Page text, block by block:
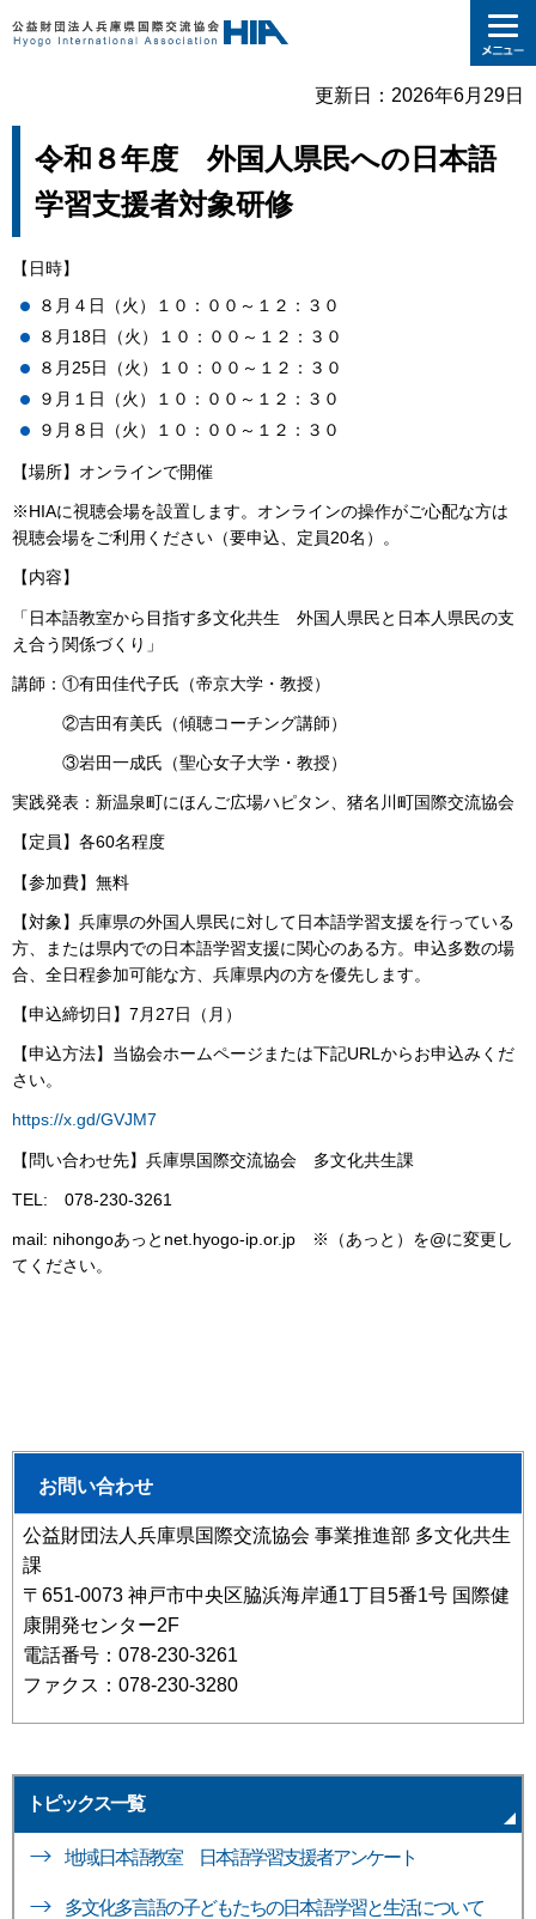
更新日：2026年6月29日
令和８年度 外国人県民への日本語
学習支援者対象研修
【日時】
８月４日（火）１０：００～１２：３０
８月18日（火）１０：００～１２：３０
８月25日（火）１０：００～１２：３０
９月１日（火）１０：００～１２：３０
９月８日（火）１０：００～１２：３０
【場所】オンラインで開催
※HIAに視聴会場を設置します。オンラインの操作がご心配な方は
視聴会場をご利用ください（要申込、定員20名）。
【内容】
「日本語教室から目指す多文化共生 外国人県民と日本人県民の支
え合う関係づくり」
講師：①有田佳代子氏（帝京大学・教授）
②吉田有美氏（傾聴コーチング講師）
③岩田一成氏（聖心女子大学・教授）
実践発表：新温泉町にほんご広場ハピタン、猪名川町国際交流協会
【定員】各60名程度
【参加費】無料
【対象】兵庫県の外国人県民に対して日本語学習支援を行っている
方、または県内での日本語学習支援に関心のある方。申込多数の場
合、全日程参加可能な方、兵庫県内の方を優先します。
【申込締切日】7月27日（月）
【申込方法】当協会ホームページまたは下記URLからお申込みくだ
さい。
https://x.gd/GVJM7
【問い合わせ先】兵庫県国際交流協会 多文化共生課
TEL: 078-230-3261
mail: nihongoあっとnet.hyogo-ip.or.jp ※（あっと）を@に変更し
てください。
お問い合わせ
公益財団法人兵庫県国際交流協会 事業推進部 多文化共生
課
〒651-0073 神戸市中央区脇浜海岸通1丁目5番1号 国際健
康開発センター2F
電話番号：078-230-3261
ファクス：078-230-3280
トピックス一覧
地域日本語教室 日本語学習支援者アンケート
多文化多言語の子どもたちの日本語学習と生活について